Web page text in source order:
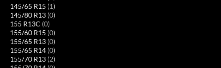
145/65 R15 (1)
145/80 R13 (0)
155 R13C (0)
155/60 R15 (0)
155/65 R13 (0)
155/65 R14 (0)
155/70 R13 (2)